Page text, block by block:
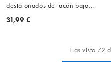
destalonados de tacón bajo
Maybach de SEQWL
31,99 €
Has visto 72